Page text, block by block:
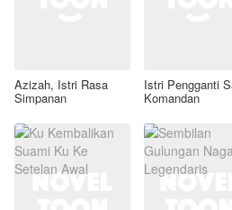
Azizah, Istri Rasa
Simpanan
Istri Pengganti
Komandan